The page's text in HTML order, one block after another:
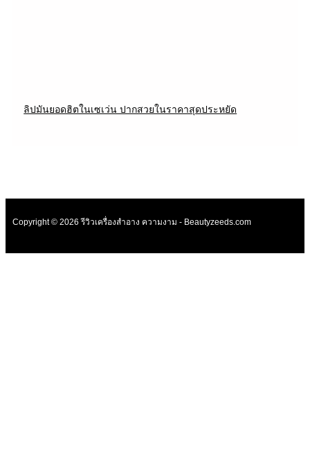
ลิปมันยอดฮิตในเซเว่น ปากสวยในราคาสุดประหยัด
Copyright © 2026 รีวิวเครื่องสำอาง ความงาม - Beautyzeeds.com